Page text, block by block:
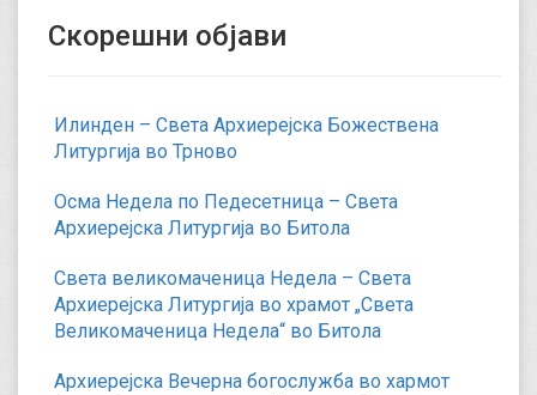
Скорешни објави
Илинден – Света Архиерејска Божествена
Литургија во Трново
Осма Недела по Педесетница – Света
Архиерејска Литургија во Битола
Света великомаченица Недела – Света
Архиерејска Литургија во храмот „Света
Великомаченица Недела“ во Битола
Архиерејска Вечерна богослужба во хармот